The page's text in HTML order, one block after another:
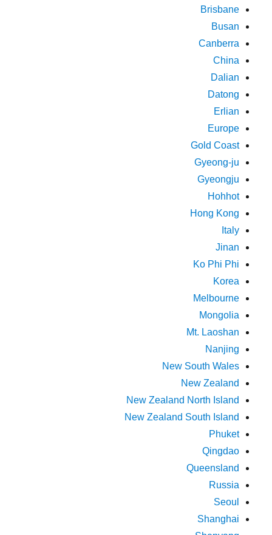
Brisbane
Busan
Canberra
China
Dalian
Datong
Erlian
Europe
Gold Coast
Gyeong-ju
Gyeongju
Hohhot
Hong Kong
Italy
Jinan
Ko Phi Phi
Korea
Melbourne
Mongolia
Mt. Laoshan
Nanjing
New South Wales
New Zealand
New Zealand North Island
New Zealand South Island
Phuket
Qingdao
Queensland
Russia
Seoul
Shanghai